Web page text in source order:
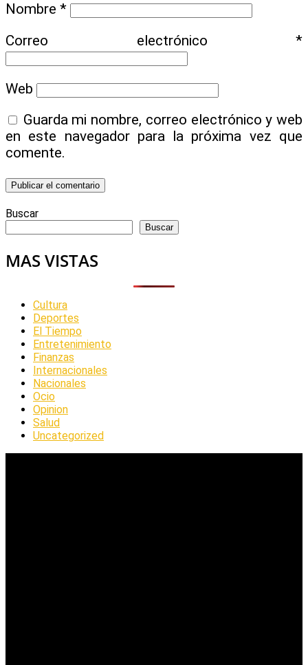
Nombre *
Correo electrónico *
Web
Guarda mi nombre, correo electrónico y web
en este navegador para la próxima vez que
comente.
Buscar
Buscar
MAS VISTAS
Cultura
Deportes
El Tiempo
Entretenimiento
Finanzas
Internacionales
Nacionales
Ocio
Opinion
Salud
Uncategorized